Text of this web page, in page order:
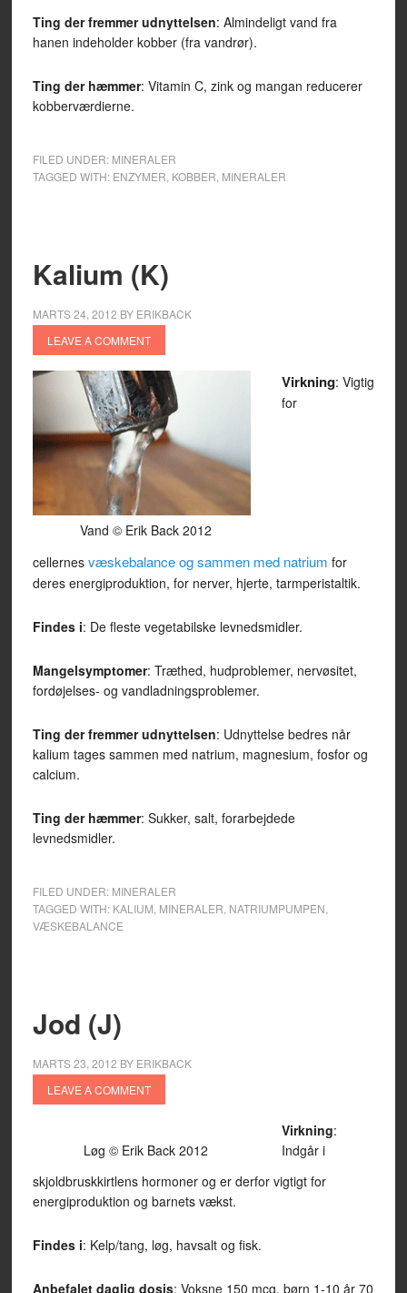
Ting der fremmer udnyttelsen: Almindeligt vand fra
hanen indeholder kobber (fra vandrør).
Ting der hæmmer: Vitamin C, zink og mangan reducerer
kobberværdierne.
FILED UNDER: MINERALER
TAGGED WITH: ENZYMER KOBBER MINERALER
Kalium (K)
MARTS 24, 2012 BY ERIKBACK
LEAVE A COMMENT
Vand © Erik Back 2012
Virkning: Vigtig
for
cellernes væskebalance og sammen med natrium for
deres energiproduktion, for nerver, hjerte, tarmperistaltik.
Findes i: De fleste vegetabilske levnedsmidler.
Mangelsymptomer: Træthed, hudproblemer, nervøsitet,
fordøjelses- og vandladningsproblemer.
Ting der fremmer udnyttelsen: Udnyttelse bedres når
kalium tages sammen med natrium, magnesium, fosfor og
calcium.
Ting der hæmmer: Sukker, salt, forarbejdede
levnedsmidler.
FILED UNDER: MINERALER
TAGGED WITH: KALIUM MINERALER NATRIUMPUMPEN
VÆSKEBALANCE
Jod (J)
MARTS 23, 2012 BY ERIKBACK
LEAVE A COMMENT
Løg © Erik Back 2012
Virkning:
Indgår i
skjoldbruskkirtlens hormoner og er derfor vigtigt for
energiproduktion og barnets vækst.
Findes i: Kelp/tang, løg, havsalt og fisk.
Anbefalet daglig dosis: Voksne 150 mcg, børn 1-10 år 70